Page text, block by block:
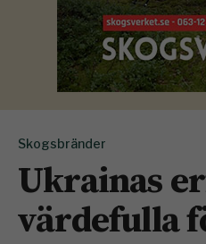
Skogsbränder
Ukrainas
värdefulla